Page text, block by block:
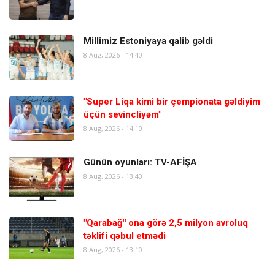
Millimiz Estoniyaya qalib gəldi
8 Aug, 2026 - 14:40
"Super Liqa kimi bir çempionata gəldiyim
üçün sevincliyəm"
8 Aug, 2026 - 14:10
Günün oyunları: TV-AFİŞA
8 Aug, 2026 - 13:40
"Qarabağ" ona görə 2,5 milyon avroluq
təklifi qəbul etmədi
8 Aug, 2026 - 13:10